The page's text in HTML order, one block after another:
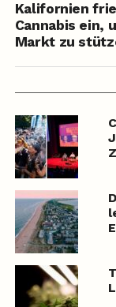
Kalifornien
Cannabis ein,
Markt zu